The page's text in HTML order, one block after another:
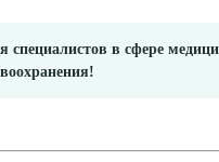
специалистов в сфере